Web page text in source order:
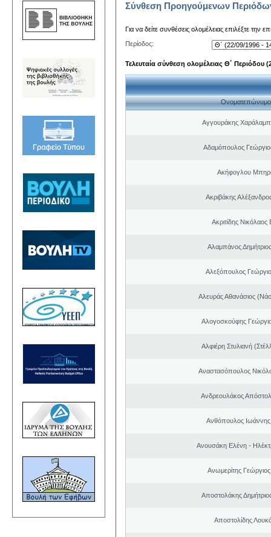
Σύνθεση Προηγούμενων
Για να δείτε συνθέσεις ολομέλειας επιλέξτε την
Περίοδος:
Τελευταία σύνθεση ολομέλειας Θ΄ Περιόδου
Ονοματεπώνυμο
Αγγουράκης
Αδαμόπουλος
Ακήφογλου
Ακριβάκης
Ακριτίδης Νικόλαος
Αλαμπάνος
Αλεξόπουλος
Αλευράς Αθανάσιος
Αλογοσκούφης
Αλφιέρη Στυλιανή
Αναστασόπουλος
Ανδρεουλάκος
Ανθόπουλος Ιωάννης
Ανουσάκη Ελένη -
Ανωμερίτης
Αποστολάκης
Αποστολίδης